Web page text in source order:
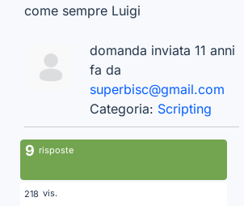
come sempre Luigi
domanda inviata 11 anni
fa da
superbisc@gmail.com
Categoria: Scripting
9 risposte
218 vis.